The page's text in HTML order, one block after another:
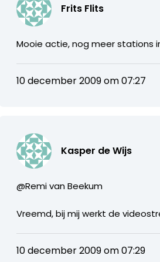
Frits Flits
Mooie actie, nog meer stations
10 december 2009 om 07:27
Kasper de Wijs
@Remi van Beekum
Vreemd, bij mij werkt de
10 december 2009 om 07:29